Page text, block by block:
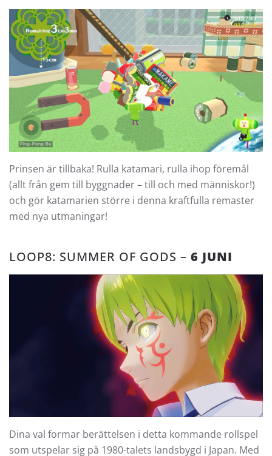
Prinsen är tillbaka! Rulla katamari, rulla ihop föremål
(allt från gem till byggnader – till och med människor!)
och gör katamarien större i denna kraftfulla remaster
med nya utmaningar!
LOOP8: SUMMER OF GODS – 6 JUNI
Dina val formar berättelsen i detta kommande rollspel
som utspelar sig på 1980-talets landsbygd i Japan. Med